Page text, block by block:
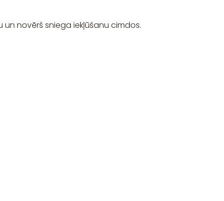
novērš sniega iekļūšanu cimdos.